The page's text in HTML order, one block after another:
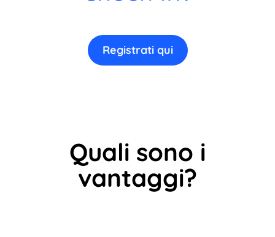
Registrati qui
Quali sono i
vantaggi?